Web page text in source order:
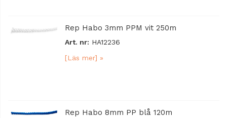
Rep Habo 3mm PPM vit 250m
Art. nr: HA12236
[Läs mer] »
Rep Habo 8mm PP blå 120m